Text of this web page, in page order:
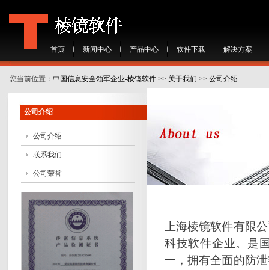
首页 新闻中心 产品中心 软件下载 解决方案
您当前位置： 中国信息安全领军企业-棱镜软件>> 关于我们 >> 公司介绍
公司介绍
公司介绍
联系我们
公司荣誉
上海棱镜软件有限
科技软件企业。是
一，拥有全面的防